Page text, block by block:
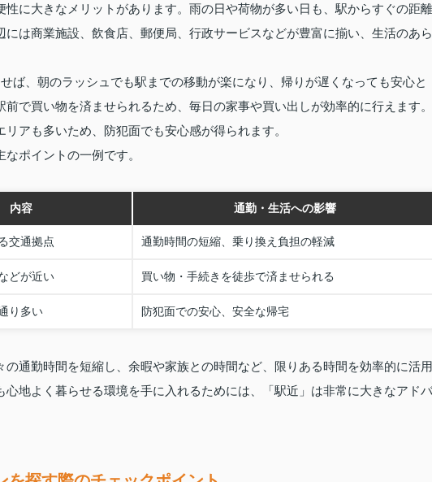
に大きなメリットがあります。雨の日や荷物が多い日も、駅からすぐの距離
は商業施設、飲食店、郵便局、行政サービスなどが豊富に揃い、生活のあら
ば、朝のラッシュでも駅までの移動が楽になり、帰りが遅くなっても安心と
で買い物を済ませられるため、毎日の家事や買い出しが効率的に行えます。
アも多いため、防犯面でも安心感が得られます。
ポイントの一例です。
内容 通勤・生活への影響
交通拠点 通勤時間の短縮、乗り換え負担の軽減
どが近い 買い物・手続きを徒歩で済ませられる
り多い 防犯面での安心、安全な帰宅
の通勤時間を短縮し、余暇や家族との時間など、限りある時間を効率的に活用
地よく暮らせる環境を手に入れるためには、「駅近」は非常に大きなアドバ